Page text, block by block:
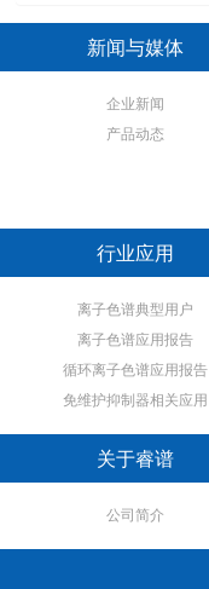
新闻与媒体
企业新闻
产品动态
行业应用
离子色谱典型用户
离子色谱应用报告
循环离子色谱应用报告
免维护抑制器相关应用
关于睿谱
公司简介